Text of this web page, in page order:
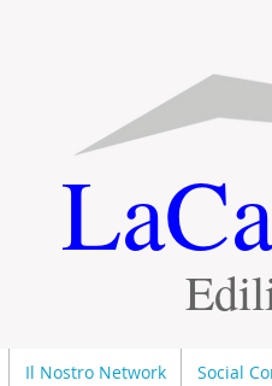
Il Nostro Network Social